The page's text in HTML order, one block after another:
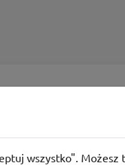
wszystko". Możesz